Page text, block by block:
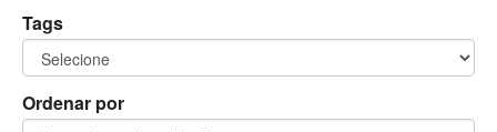
Tags
Ordenar por